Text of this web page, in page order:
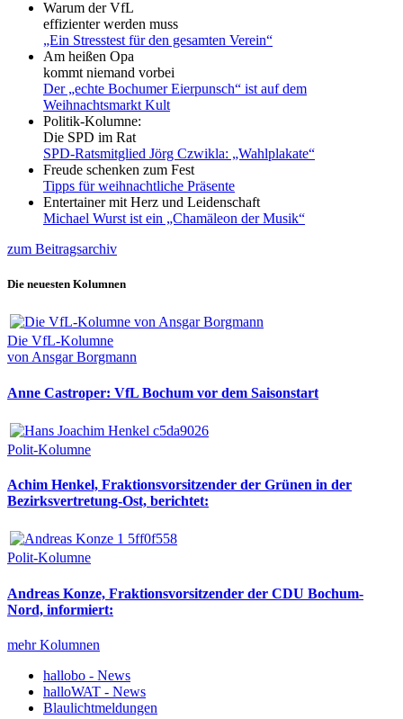
Warum der VfL
effizienter werden muss
„Ein Stresstest für den gesamten Verein“
Am heißen Opa
kommt niemand vorbei
Der „echte Bochumer Eierpunsch“ ist auf dem
Weihnachtsmarkt Kult
Politik-Kolumne:
Die SPD im Rat
SPD-Ratsmitglied Jörg Czwikla: „Wahlplakate“
Freude schenken zum Fest
Tipps für weihnachtliche Präsente
Entertainer mit Herz und Leidenschaft
Michael Wurst ist ein „Chamäleon der Musik“
zum Beitragsarchiv
Die neuesten Kolumnen
Die VfL-Kolumne
von Ansgar Borgmann
Anne Castroper: VfL Bochum vor dem Saisonstart
Polit-Kolumne
Achim Henkel, Fraktionsvorsitzender der Grünen in der
Bezirksvertretung-Ost, berichtet:
Polit-Kolumne
Andreas Konze, Fraktionsvorsitzender der CDU Bochum-
Nord, informiert:
mehr Kolumnen
hallobo - News
halloWAT - News
Blaulichtmeldungen